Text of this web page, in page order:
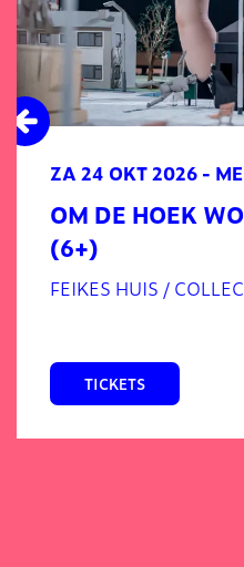
OM DE HOEK
(6+)
FEIKES HUIS /
ZA 24 OKT 2026 -
TICKETS